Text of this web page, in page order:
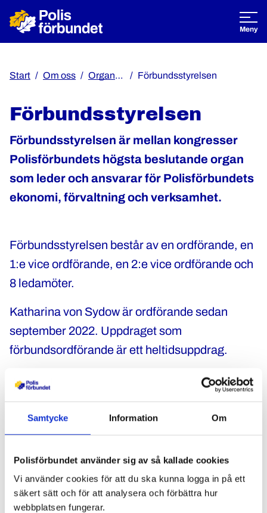
Samtycke Information Om
Polisförbundet använder sig av så kallade cookies
Vi använder cookies för att du ska kunna logga in på ett
säkert sätt och för att analysera och förbättra hur
webbplatsen fungerar.
Öppna
Meny
Start Om oss Organisation och stadgar Förbundsstyrelsen
Förbundsstyrelsen
Förbundsstyrelsen är mellan kongresser
Polisförbundets högsta beslutande organ
som leder och ansvarar för Polisförbundets
ekonomi, förvaltning och verksamhet.
Förbundsstyrelsen består av en ordförande, en
1:e vice ordförande, en 2:e vice ordförande och
8 ledamöter.
Katharina von Sydow är ordförande sedan
september 2022. Uppdraget som
förbundsordförande är ett heltidsuppdrag.
Innan Katharina blev förbundsordförandevar
sin polisexamen 1990 och har bred erfarenhet
av polisyrket, bland annat som närpolis,
utredare och kommunpolis.